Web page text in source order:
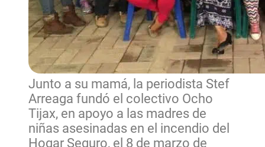
Junto a su mamá, la periodista Stef
Arreaga fundó el colectivo Ocho
Tijax, en apoyo a las madres de
niñas asesinadas en el incendio del
Hogar Seguro, el 8 de marzo de